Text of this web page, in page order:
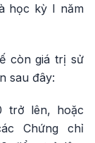
học kỳ I năm
còn giá trị sử
sau đây:
trở lên, hoặc
Chứng chỉ